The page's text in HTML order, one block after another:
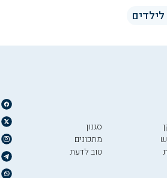
סגנון
מתכונים
טוב לדעת